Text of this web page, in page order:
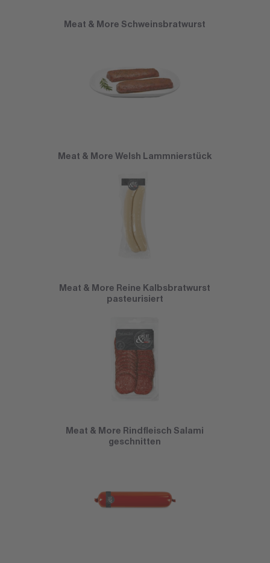
Meat & More Schweinsbratwurst
Meat & More Welsh Lammnierstück
Meat & More Reine Kalbsbratwurst
pasteurisiert
Meat & More Rindfleisch Salami
geschnitten